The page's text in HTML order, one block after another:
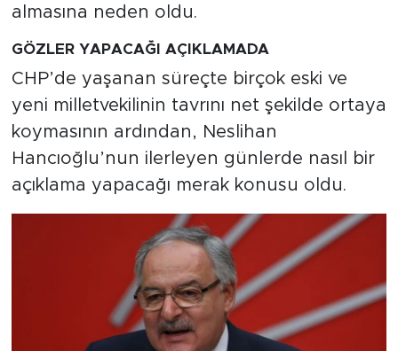
almasına neden oldu.
GÖZLER YAPACAĞI AÇIKLAMADA
CHP’de yaşanan süreçte birçok eski ve
yeni milletvekilinin tavrını net şekilde ortaya
koymasının ardından, Neslihan
Hancıoğlu’nun ilerleyen günlerde nasıl bir
açıklama yapacağı merak konusu oldu.